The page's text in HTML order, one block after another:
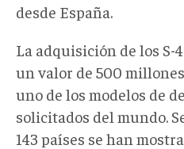
desde España.
La adquisición de los S-
un valor de 500
uno de los modelos de
solicitados del mundo.
143 países se han